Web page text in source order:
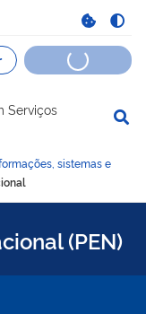
Serviços
sistemas e
(PEN)